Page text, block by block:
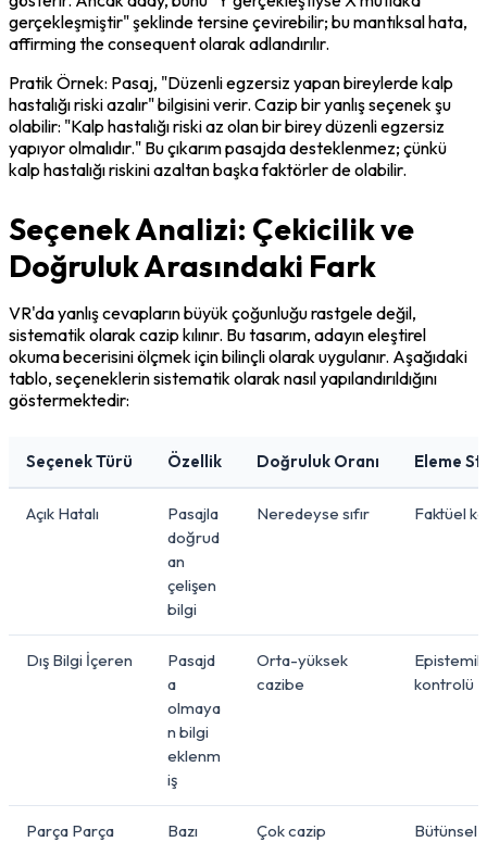
affirming the consequent olarak adlandırılır.
Pratik Örnek: Pasaj, "Düzenli egzersiz yapan bireylerde kalp
hastalığı riski azalır" bilgisini verir. Cazip bir yanlış seçenek şu
olabilir: "Kalp hastalığı riski az olan bir birey düzenli egzersiz
yapıyor olmalıdır." Bu çıkarım pasajda desteklenmez; çünkü
kalp hastalığı riskini azaltan başka faktörler de olabilir.
Seçenek Analizi: Çekicilik ve
Doğruluk Arasındaki Fark
VR'da yanlış cevapların büyük çoğunluğu rastgele değil,
sistematik olarak cazip kılınır. Bu tasarım, adayın eleştirel
okuma becerisini ölçmek için bilinçli olarak uygulanır. Aşağıdaki
tablo, seçeneklerin sistematik olarak nasıl yapılandırıldığını
göstermektedir:
Seçenek Türü Özellik Doğruluk Oranı Eleme
Açık Hatalı
Pasajla
doğrud
an
çelişen
bilgi
Neredeyse sıfır Faktüel
Dış Bilgi İçeren
Pasajd
a
olmaya
n bilgi
eklenm
iş
Orta-yüksek
cazibe
Epistemik
kontrolü
Parça Parça
Bazı
Çok cazip
Bütünsel